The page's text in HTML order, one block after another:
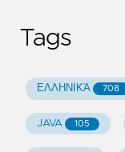
Tags
ΕΛΛΗΝΙΚΆ 708
JAVA 105